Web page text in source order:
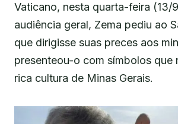
Vaticano, nesta quarta-feira (13/
audiência geral, Zema pediu ao
que dirigisse suas preces aos
presenteou-o com símbolos que
rica cultura de Minas Gerais.